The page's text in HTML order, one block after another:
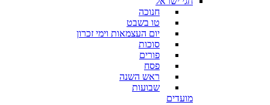
חנוכה
טו בשבט
יום העצמאות וימי זכרון
סוכות
פורים
פסח
ראש השנה
שבועות
מועדים